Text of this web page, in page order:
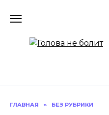
ГЛАВНАЯ » БЕЗ РУБРИКИ